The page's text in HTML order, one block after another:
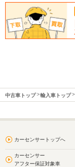
中古車トップ 輸入車トップ
カーセンサートップへ
カーセンサー
アフター保証対象車